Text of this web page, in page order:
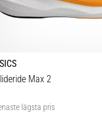
Max 2
lägsta pris